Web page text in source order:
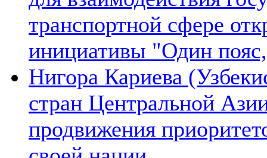
транспортной сфере
инициативы "Один
Нигора Кариева
стран Центральной
продвижения